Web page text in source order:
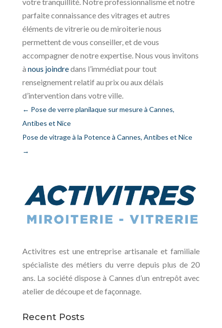
parfaite connaissance des vitrages et autres
éléments de vitrerie ou de miroiterie nous
permettent de vous conseiller, et de vous
accompagner de notre expertise. Nous vous invitons
à nous joindredans l’immédiat pour tout
renseignement relatif au prix ou aux délais
d’intervention dans votre ville.
← Pose de verre planilaque sur mesure à Cannes,
Antibes et Nice
Pose de vitrage à la Potence à Cannes, Antibes et Nice
→
Activitres est une entreprise artisanale et familiale
spécialiste des métiers du verre depuis plus de 20
ans. La société dispose à Cannes d’un entrepôt avec
atelier de découpe et de façonnage.
Recent Posts